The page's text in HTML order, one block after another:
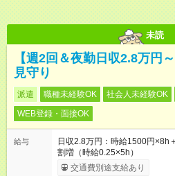
未読
【週2回＆夜勤日収2.8万円
見守り
派遣 職種未経験OK 社会人未経験OK
WEB登録・面接OK
給与
日収2.8万円：時給1500円×8h
割増（時給0.25×5h）
交通費別途支給あり